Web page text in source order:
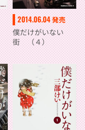
2014.06.04発売
僕だけがいない
街 （４）